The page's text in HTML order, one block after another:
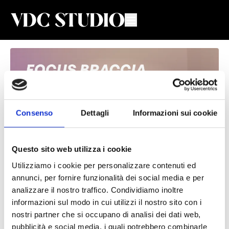
Consenso Dettagli Informazioni sui cookie
Questo sito web utilizza i cookie
Utilizziamo i cookie per personalizzare contenuti ed
annunci, per fornire funzionalità dei social media e per
analizzare il nostro traffico. Condividiamo inoltre
informazioni sul modo in cui utilizzi il nostro sito con i
nostri partner che si occupano di analisi dei dati web,
pubblicità e social media, i quali potrebbero combinarle
Focus Braccia #5
Lezione live di Focus Upper Body con Valeria